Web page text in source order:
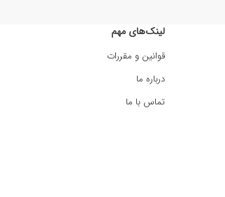
لینک‌های مهم
قوانین و مقررات
درباره ما
تماس با ما